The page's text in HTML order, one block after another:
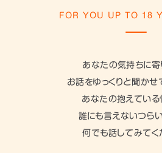
FOR YOU UP TO 18
あなたの気持ちに寄
お話をゆっくりと聞かせ
あなたの抱えている
誰にも言えないつらい
何でも話してみてく